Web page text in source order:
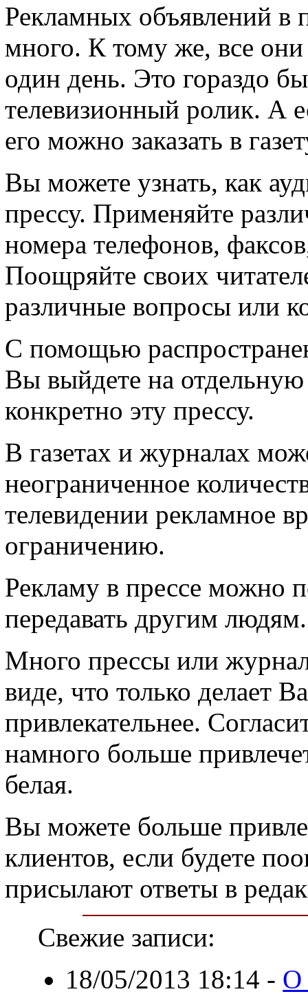
Рекламных объявлений в
много. К тому же, все они
один день. Это гораздо
телевизионный ролик. А
его можно заказать в
Вы можете узнать, как
прессу. Применяйте
номера телефонов,
Поощряйте своих
различные вопросы или
С помощью
Вы выйдете на отдельную
конкретно эту прессу.
В газетах и журналах
неограниченное
телевидении рекламное
ограничению.
Рекламу в прессе можно
передавать другим людям.
Много прессы или
виде, что только делает
привлекательнее.
намного больше
белая.
Вы можете больше
клиентов, если будете
присылают ответы в
Свежие записи:
18/05/2013 18:14 - О